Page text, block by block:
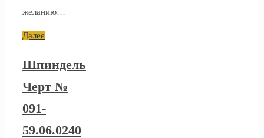
желанию…
Далее
Шпиндель
Черт №
091-
59.06.0240